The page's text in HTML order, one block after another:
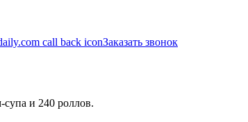
Заказать звонок
супа и 240 роллов.